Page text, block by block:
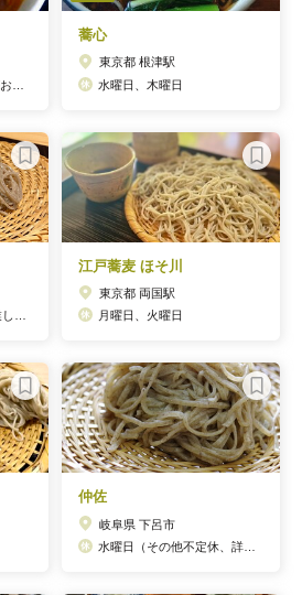
蕎心
東京都 根津駅
水曜日、木曜日
江戸蕎麦 ほそ川
東京都 両国駅
月曜日、火曜日
仲佐
岐阜県 下呂市